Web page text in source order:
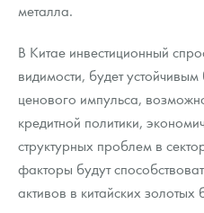
металла.
В Китае инвестиционный
видимости, будет
ценового импульса,
кредитной политики,
структурных проблем в
факторы будут
активов в китайских